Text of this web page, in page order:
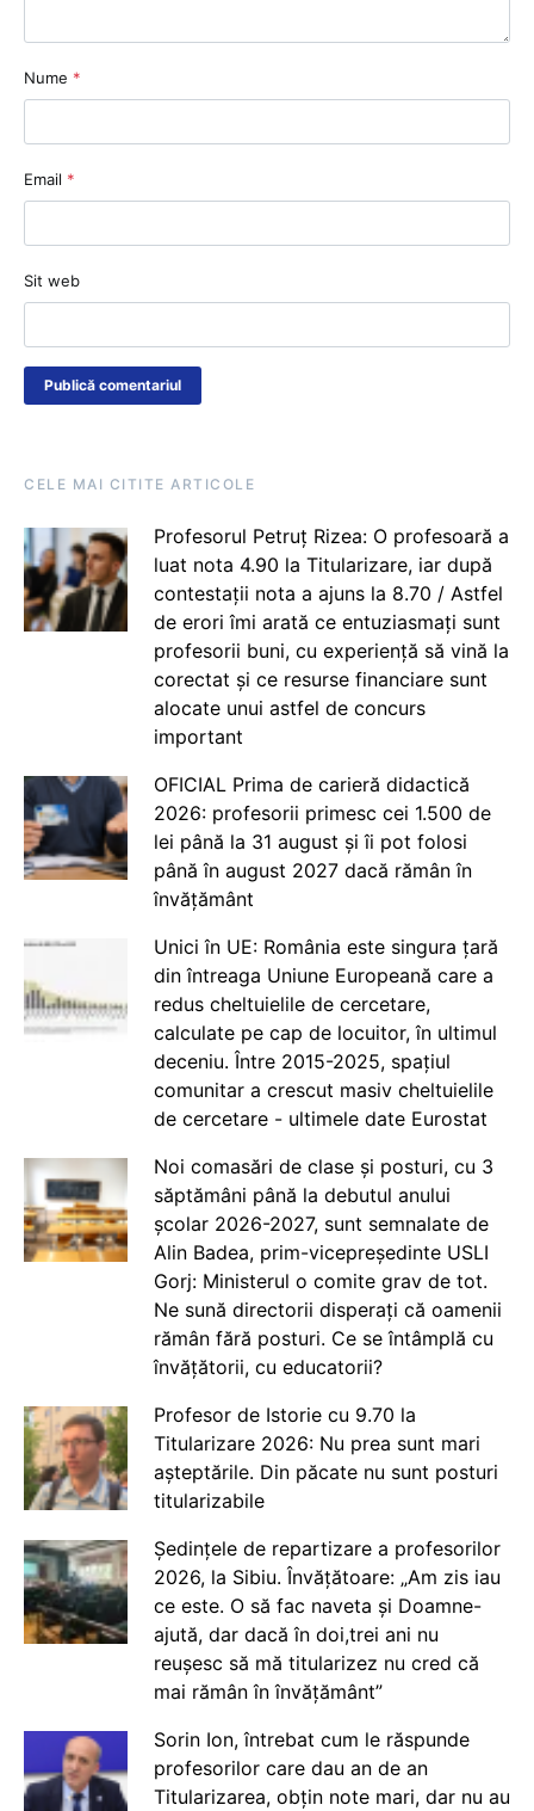
Nume *
Email *
Sit web
CELE MAI CITITE ARTICOLE
Profesorul Petruț Rizea: O profesoară a
luat nota 4.90 la Titularizare, iar după
contestații nota a ajuns la 8.70 / Astfel
de erori îmi arată ce entuziasmați sunt
profesorii buni, cu experiență să vină la
corectat și ce resurse financiare sunt
alocate unui astfel de concurs
important
OFICIAL Prima de carieră didactică
2026: profesorii primesc cei 1.500 de
lei până la 31 august și îi pot folosi
până în august 2027 dacă rămân în
învățământ
Unici în UE: România este singura țară
din întreaga Uniune Europeană care a
redus cheltuielile de cercetare,
calculate pe cap de locuitor, în ultimul
deceniu. Între 2015-2025, spațiul
comunitar a crescut masiv cheltuielile
de cercetare - ultimele date Eurostat
Noi comasări de clase și posturi, cu 3
săptămâni până la debutul anului
școlar 2026-2027, sunt semnalate de
Alin Badea, prim-vicepreședinte USLI
Gorj: Ministerul o comite grav de tot.
Ne sună directorii disperați că oamenii
rămân fără posturi. Ce se întâmplă cu
învățătorii, cu educatorii?
Profesor de Istorie cu 9.70 la
Titularizare 2026: Nu prea sunt mari
așteptările. Din păcate nu sunt posturi
titularizabile
Ședințele de repartizare a profesorilor
2026, la Sibiu. Învățătoare: „Am zis iau
ce este. O să fac naveta și Doamne-
ajută, dar dacă în doi,trei ani nu
reușesc să mă titularizez nu cred că
mai rămân în învățământ”
Sorin Ion, întrebat cum le răspunde
profesorilor care dau an de an
Titularizarea, obțin note mari, dar nu au